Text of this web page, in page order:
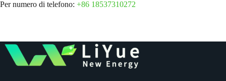
Per numero di telefono: +86 18537310272